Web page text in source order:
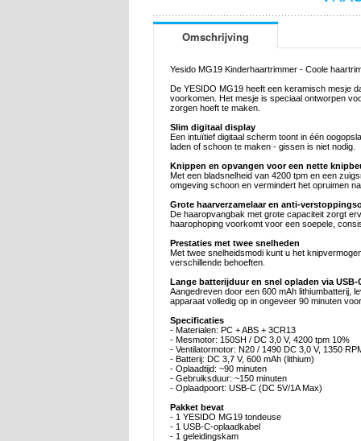
Omschrijving
Yesido MG19 Kinderhaartrimmer - Coole
De YESIDO MG19 heeft een keramisch mesje
voorkomen. Het mesje is speciaal ontworpen
zorgen hoeft te maken.
Slim digitaal display
Een intuïtief digitaal scherm toont in één
laden of schoon te maken - gissen is niet nodig.
Knippen en opvangen voor een nette
Met een bladsnelheid van 4200 tpm en een
omgeving schoon en vermindert het opruimen
Grote haarverzamelaar en anti-
De haaropvangbak met grote capaciteit zorgt
haarophoping voorkomt voor een soepele,
Prestaties met twee snelheden
Met twee snelheidsmodi kunt u het
verschillende behoeften.
Lange batterijduur en snel opladen via USB-
Aangedreven door een 600 mAh lithiumbatterij,
apparaat volledig op in ongeveer 90 minuten
Specificaties
- Materialen: PC + ABS + 3CR13
- Mesmotor: 150SH / DC 3,0 V, 4200 tpm 10%
- Ventilatormotor: N20 / 1490 DC 3,0 V, 1350
- Batterij: DC 3,7 V, 600 mAh (lithium)
- Oplaadtijd: ~90 minuten
- Gebruiksduur: ~150 minuten
- Oplaadpoort: USB-C (DC 5V/1A Max)
Pakket bevat
- 1 YESIDO MG19 tondeuse
- 1 USB-C-oplaadkabel
- 1 geleidingskam